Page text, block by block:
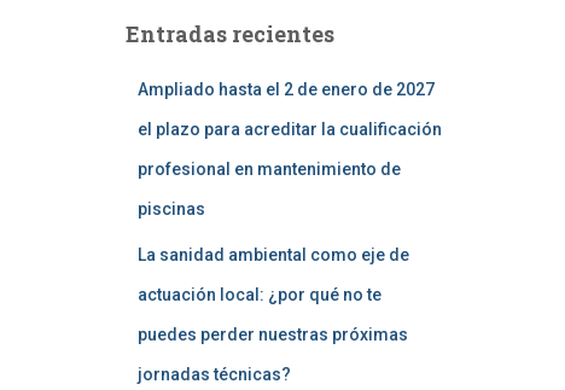
Entradas recientes
Ampliado hasta el 2 de enero de 2027
el plazo para acreditar la cualificación
profesional en mantenimiento de
piscinas
La sanidad ambiental como eje de
actuación local: ¿por qué no te
puedes perder nuestras próximas
jornadas técnicas?